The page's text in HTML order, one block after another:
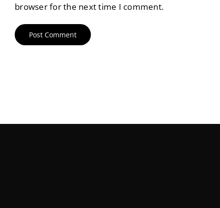
browser for the next time I comment.